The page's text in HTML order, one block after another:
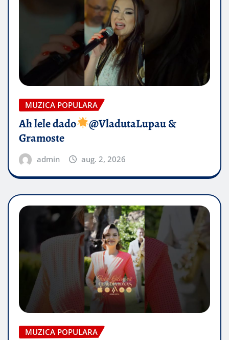
MUZICA POPULARA
Ah lele dado​
@VladutaLupau &
Gramoste
admin aug. 2, 2026
MUZICA POPULARA